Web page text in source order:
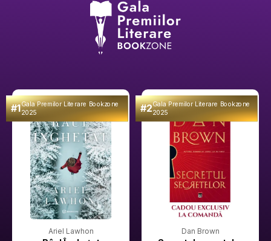
#1Gala Premilor Literare Bookzone
2025
Ariel Lawhon
#2Gala Premilor Literare Bookzone
2025
Dan Brown